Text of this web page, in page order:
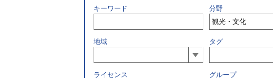
キーワード 分野
地域 タグ
ライセンス グループ